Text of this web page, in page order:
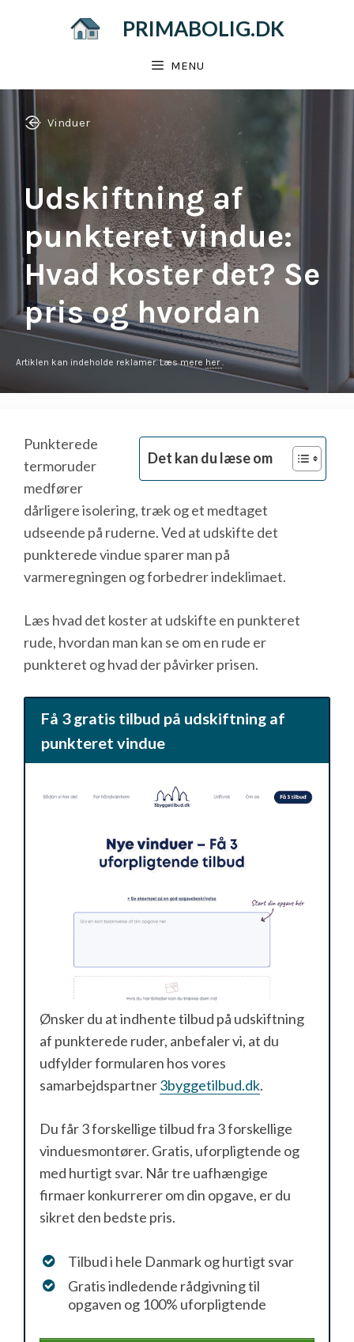
PRIMABOLIG.DK
MENU
Vinduer
Udskiftning af
punkteret vindue:
Hvad koster det? Se
pris og hvordan
Artiklen kan indeholde reklamer. Læs mereher.
Det kan du læse om
Punkterede
termoruder
medfører
dårligere isolering, træk og et medtaget
udseende på ruderne. Ved at udskifte det
punkterede vindue sparer man på
varmeregningen og forbedrer indeklimaet.
Læs hvad det koster at udskifte en punkteret
rude, hvordan man kan se om en rude er
punkteret og hvad der påvirker prisen.
Få 3 gratis tilbud på udskiftning af
punkteret vindue
Ønsker du at indhente tilbud på udskiftning
af punkterede ruder, anbefaler vi, at du
udfylder formularen hos vores
samarbejdspartner3byggetilbud.dk.
Du får 3 forskellige tilbud fra 3 forskellige
vinduesmontører. Gratis, uforpligtende og
med hurtigt svar. Når tre uafhængige
firmaer konkurrerer om din opgave, er du
sikret den bedste pris.
Tilbud i hele Danmark og hurtigt svar
Gratis indledende rådgivning til
opgaven og 100% uforpligtende